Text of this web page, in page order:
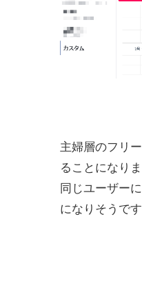
主婦層のフリ
ることになりま
同じユーザー
になりそうです